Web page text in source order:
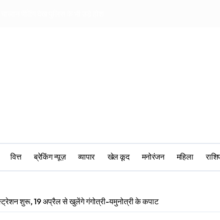
वित्त ब्रेकिंग न्यूज़ व्यापार खेल कूद मनोरंजन महिला
शुरू, 19 अप्रैल से खुलेंगे गंगोत्री-यमुनोत्री के कपाट